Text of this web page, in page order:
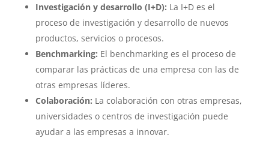
Investigación y desarrollo (I+D): La I+D es el
proceso de investigación y desarrollo de nuevos
productos, servicios o procesos.
Benchmarking: El benchmarking es el proceso de
comparar las prácticas de una empresa con las de
otras empresas líderes.
Colaboración: La colaboración con otras empresas,
universidades o centros de investigación puede
ayudar a las empresas a innovar.